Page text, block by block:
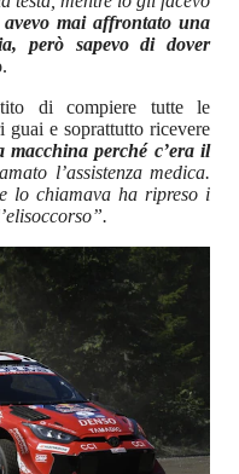
mai affrontato una
però sapevo di dover
di compiere tutte le
guai e soprattutto ricevere
macchina perché c’era il
l’assistenza medica.
lo chiamava ha ripreso i